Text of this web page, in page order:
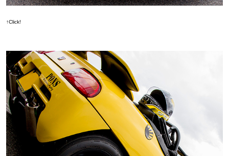
↑Click!